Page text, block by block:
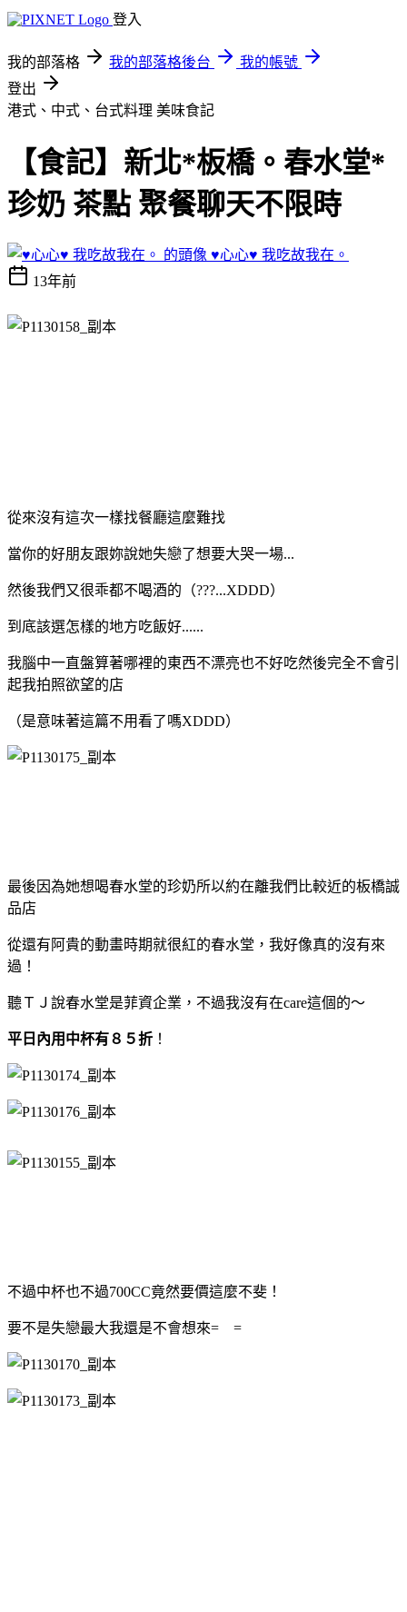
登入
我的部落格 我的部落格後台
我的帳號
登出
港式、中式、台式料理 美味食記
【食記】新北*板橋。春水堂*
珍奶 茶點 聚餐聊天不限時
♥心心♥ 我吃故我在。
13年前
從來沒有這次一樣找餐廳這麼難找
當你的好朋友跟妳說她失戀了想要大哭一場...
然後我們又很乖都不喝酒的（???...XDDD）
到底該選怎樣的地方吃飯好......
我腦中一直盤算著哪裡的東西不漂亮也不好吃然後完全不會引
起我拍照欲望的店
（是意味著這篇不用看了嗎XDDD）
最後因為她想喝春水堂的珍奶所以約在離我們比較近的板橋誠
品店
從還有阿貴的動畫時期就很紅的春水堂，我好像真的沒有來
過！
聽ＴＪ說春水堂是菲資企業，不過我沒有在care這個的～
平日內用中杯有８５折 ！
不過中杯也不過700CC竟然要價這麼不斐！
要不是失戀最大我還是不會想來= =